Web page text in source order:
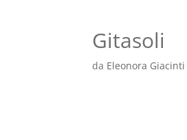
Gitasoli
da Eleonora Giacinti